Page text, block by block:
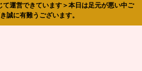
て運営できています＞本日は足元が悪い中ご
誠に有難うございます。